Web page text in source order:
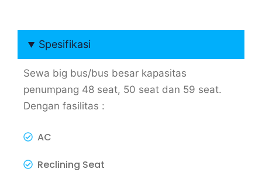
Spesifikasi
Sewa big bus/bus besar kapasitas
penumpang 48 seat, 50 seat dan 59 seat.
Dengan fasilitas :
AC
Reclining Seat